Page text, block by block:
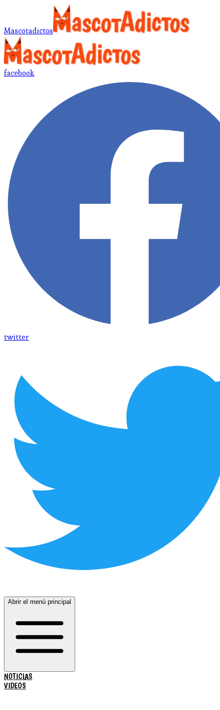
Mascotadictos
facebook
twitter
Abrir el menú principal
NOTICIAS
VIDEOS